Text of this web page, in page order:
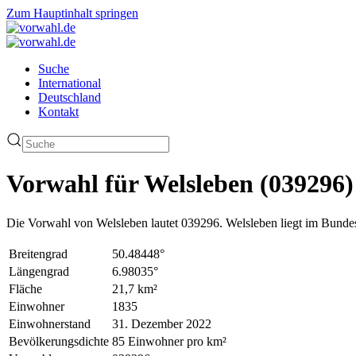
Zum Hauptinhalt springen
Suche
International
Deutschland
Kontakt
Vorwahl für Welsleben (039296)
Die Vorwahl von Welsleben lautet 039296. Welsleben liegt im
Breitengrad
50.48448°
Längengrad
6.98035°
Fläche
21,7 km²
Einwohner
1835
Einwohnerstand
31. Dezember 2022
Bevölkerungsdichte 85 Einwohner pro km²